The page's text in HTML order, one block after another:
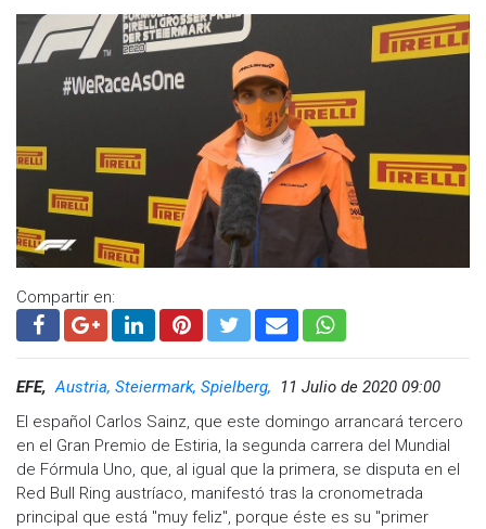
Compartir en:
EFE, Austria, Steiermark, Spielberg,
11 Julio de 2020 09:00
El español Carlos Sainz, que este domingo arrancará tercero
en el Gran Premio de Estiria, la segunda carrera del Mundial
de Fórmula Uno, que, al igual que la primera, se disputa en el
Red Bull Ring austríaco, manifestó tras la cronometrada
principal que está "muy feliz", porque éste es su "primer